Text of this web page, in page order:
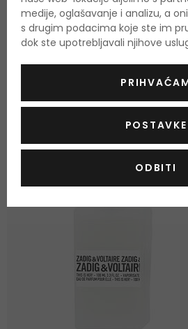
Podaci o dobivanju
ODABRANO ZA VAS
Najprodavaniji
medije, oglašavanje i analizu, a
s drugim podacima koje ste im
dok ste upotrebljavali njihove
POSTAVKE
ODBITI